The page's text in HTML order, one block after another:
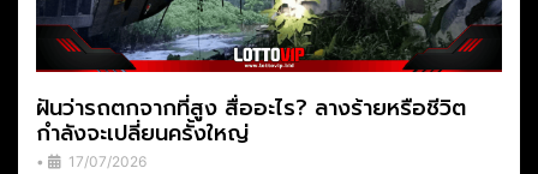
ฝันว่ารถตกจากที่สูง สื่ออะไร? ลางร้ายหรือชีวิต
กำลังจะเปลี่ยนครั้งใหญ่
• 17/07/2026